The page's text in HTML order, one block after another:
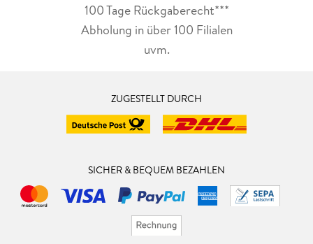
100 Tage Rückgaberecht***
Abholung in über 100 Filialen
uvm.
ZUGESTELLT DURCH
SICHER & BEQUEM BEZAHLEN